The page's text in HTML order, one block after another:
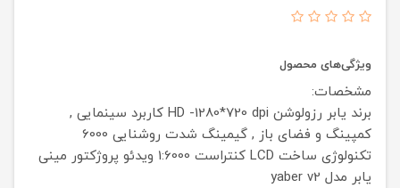
ویژگی‌های محصول
مشخصات:
برند یابر رزولوشن HD -1280*720 dpi
کاربرد سینمایی ,
کمپینگ و فضای باز , گیمینگ شدت روشنایی 6000
تکنولوژی ساخت LCD
کنتراست 1:6000
ویدئو پروژکتور مینی
یابر مدل yaber v2